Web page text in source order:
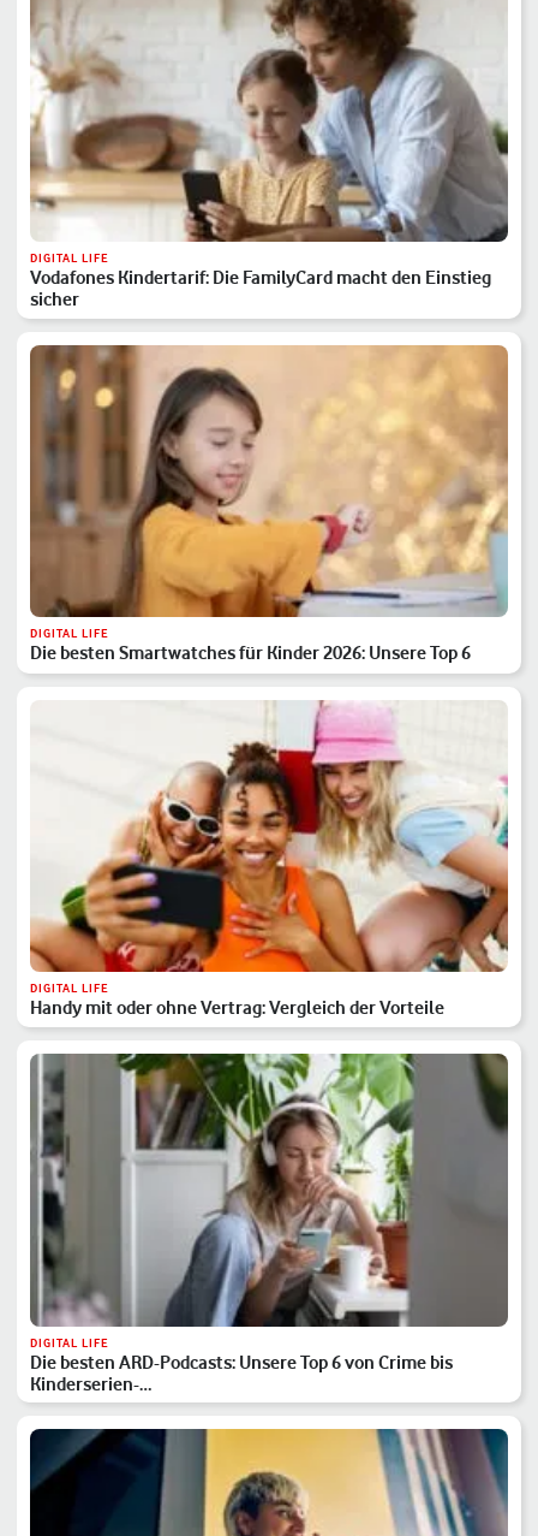
DIGITAL LIFE
Vodafones Kindertarif: Die FamilyCard macht den Einstieg
sicher
DIGITAL LIFE
Die besten Smartwatches für Kinder 2026: Unsere Top 6
DIGITAL LIFE
Handy mit oder ohne Vertrag: Vergleich der Vorteile
DIGITAL LIFE
Die besten ARD-Podcasts: Unsere Top 6 von Crime bis
Kinderserien-…